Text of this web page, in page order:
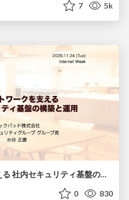
7 5k
リモートワークを支える 社内セキュリティ基盤の構築と運用 /secueiry-for-wfh
0 830